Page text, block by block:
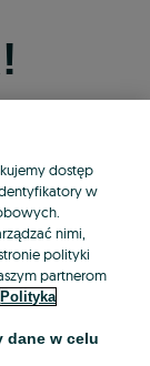
dostęp
w
nimi,
polityki
partnerom
Polityka
dane w celu